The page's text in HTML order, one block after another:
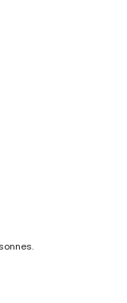
4 kilomètres de la villa)
moins de 2
kilomètres de la
de 1000 mètres
enfants
location de la villa
sur 24
(sur demande)